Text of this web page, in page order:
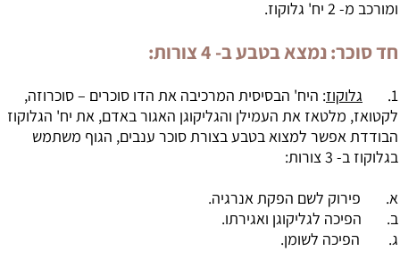
ומורכב מ- 2 יח' גלוקוז.
חד סוכר: נמצא בטבע ב- 4 צורות:
1. גלוקוז: היח' הבסיסית המרכיבה את הדו סוכרים – סוכרוזה,
לקטואז, מלטאז את העמילן והגליקוגן האגור באדם, את יח' הגלוקוז
הבודדת אפשר למצוא בטבע בצורת סוכר ענבים, הגוף משתמש
בגלוקוז ב- 3 צורות:
א. פירוק לשם הפקת אנרגיה.
ב. הפיכה לגליקוגן ואגירתו.
ג. הפיכה לשומן.